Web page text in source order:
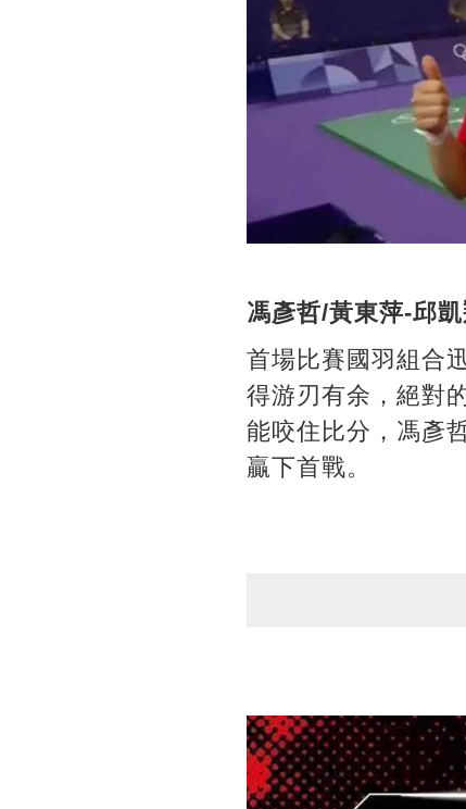
馮彥哲/黃東萍-邱
首場比賽國羽組合
得游刃有余，絕對
能咬住比分，馮彥
贏下首戰。